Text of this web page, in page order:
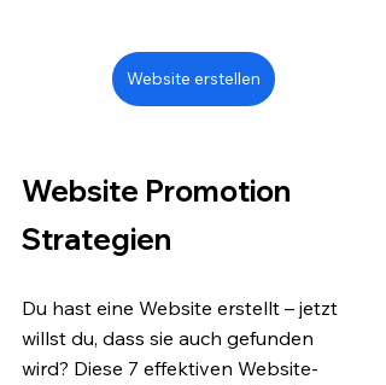
Website erstellen
Website Promotion
Strategien
Du hast eine Website erstellt – jetzt
willst du, dass sie auch gefunden
wird? Diese 7 effektiven Website-